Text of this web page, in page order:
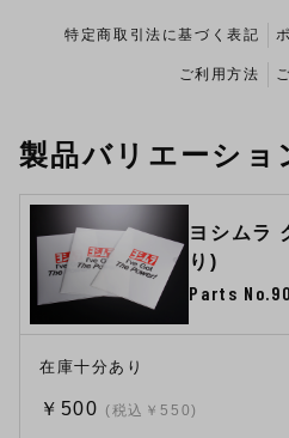
特定商取引法に基づく表記
ご利用方法
製品バリエーショ
ヨシムラ
り)
Parts
在庫十分あり
￥500 (税込￥550)